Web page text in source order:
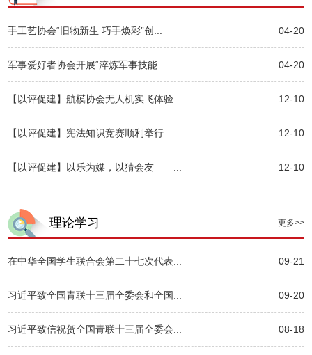
04-20
手工艺协会“旧物新生 巧手焕彩”创...
04-20
军事爱好者协会开展“淬炼军事技能 ...
12-10
【以评促建】航模协会无人机实飞体验...
12-10
【以评促建】宪法知识竞赛顺利举行 ...
12-10
【以评促建】以乐为媒，以猜会友——...
理论学习 更多>>
09-21
在中华全国学生联合会第二十七次代表...
09-20
习近平致全国青联十三届全委会和全国...
08-18
习近平致信祝贺全国青联十三届全委会...